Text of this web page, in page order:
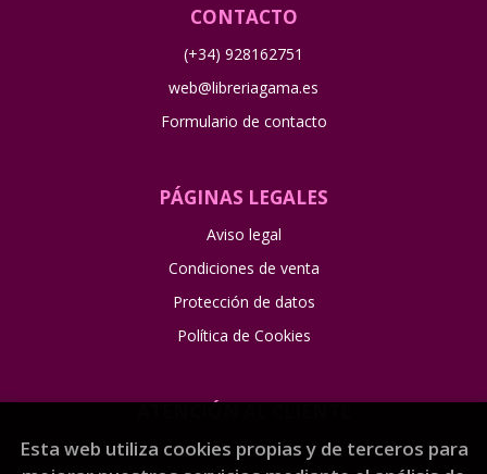
CONTACTO
(+34) 928162751
web@libreriagama.es
Formulario de contacto
PÁGINAS LEGALES
Aviso legal
Condiciones de venta
Protección de datos
Política de Cookies
Quiénes somos
Esta web utiliza cookies propias y de terceros para